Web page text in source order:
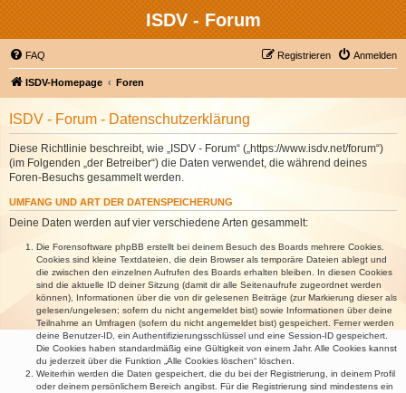
ISDV - Forum
FAQ Anmelden
Registrieren
ISDV-Homepage Foren
ISDV - Forum - Datenschutzerklärung
Diese Richtlinie beschreibt, wie „ISDV - Forum“ („https://www.isdv.net/forum“)
(im Folgenden „der Betreiber“) die Daten verwendet, die während deines
Foren-Besuchs gesammelt werden.
UMFANG UND ART DER DATENSPEICHERUNG
Deine Daten werden auf vier verschiedene Arten gesammelt:
Die Forensoftware phpBB erstellt bei deinem Besuch des Boards mehrere Cookies.
Cookies sind kleine Textdateien, die dein Browser als temporäre Dateien ablegt und
die zwischen den einzelnen Aufrufen des Boards erhalten bleiben. In diesen Cookies
sind die aktuelle ID deiner Sitzung (damit dir alle Seitenaufrufe zugeordnet werden
können), Informationen über die von dir gelesenen Beiträge (zur Markierung dieser als
gelesen/ungelesen; sofern du nicht angemeldet bist) sowie Informationen über deine
Teilnahme an Umfragen (sofern du nicht angemeldet bist) gespeichert. Ferner werden
deine Benutzer-ID, ein Authentifizierungsschlüssel und eine Session-ID gespeichert.
Die Cookies haben standardmäßig eine Gültigkeit von einem Jahr. Alle Cookies kannst
du jederzeit über die Funktion „Alle Cookies löschen“ löschen.
Weiterhin werden die Daten gespeichert, die du bei der Registrierung, in deinem Profil
oder deinem persönlichem Bereich angibst. Für die Registrierung sind mindestens ein